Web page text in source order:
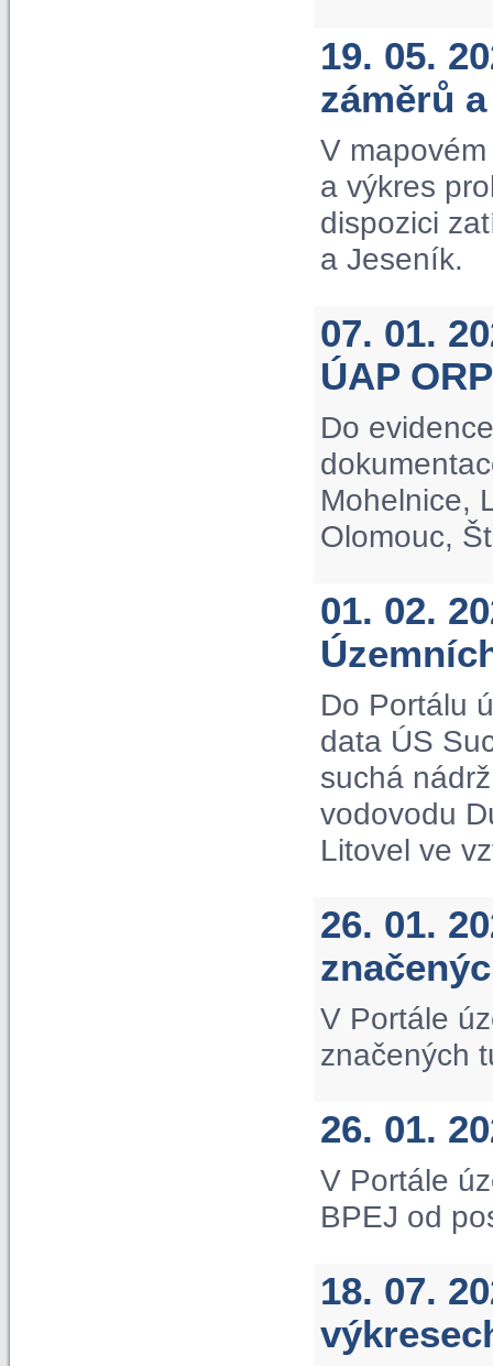
19. 05.
záměrů
V
a výkres
dispozici
a Jeseník.
07. 01.
ÚAP ORP
Do
Mohelnice,
Olomouc,
01. 02.
Do Portálu
data ÚS
suchá
vodovodu
Litovel ve
26. 01.
V Portále
značených
26. 01.
V Portále
BPEJ od
18. 07.